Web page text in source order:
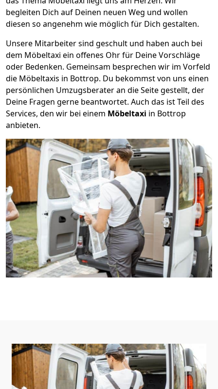
begleiten Dich auf Deinen neuen Weg und wollen
diesen so angenehm wie möglich für Dich gestalten.
Unsere Mitarbeiter sind geschult und haben auch bei
dem Möbeltaxi ein offenes Ohr für Deine Vorschläge
oder Bedenken. Gemeinsam besprechen wir im Vorfeld
die Möbeltaxis in Bottrop. Du bekommst von uns einen
persönlichen Umzugsberater an die Seite gestellt, der
Deine Fragen gerne beantwortet. Auch das ist Teil des
Services, den wir bei einem Möbeltaxi in Bottrop
anbieten.